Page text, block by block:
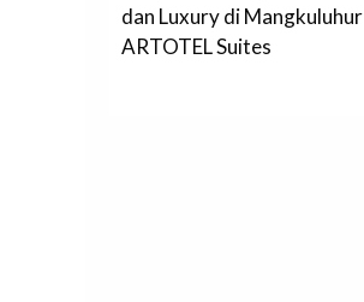
dan Luxury di Mangkuluhur
ARTOTEL Suites